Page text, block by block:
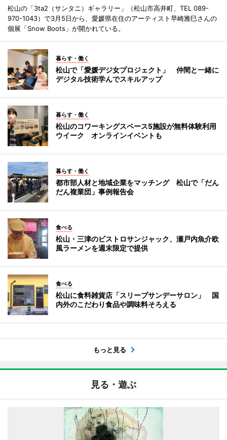
松山の「3ta2（サンタニ）ギャラリー」（松山市高井町、TEL 089-
970-1043）で3月5日から、愛媛県在住のアーティスト早崎雅巳さんの
個展「Snow Boots」が開かれている。
暮らす・働く
松山で「愛媛デジ女プロジェクト」 仲間と一緒に
デジタル技術学んでスキルアップ
暮らす・働く
松山のコワーキングスペース5施設が無料体験利用
ウイーク オンラインイベントも
暮らす・働く
都市部人材と地域企業をマッチング 松山で「だん
だん複業団」事例報告会
食べる
松山・三津のビストロサンジャック、瀬戸内魚介欧
風ラーメンを週末限定で提供
食べる
松山に食料雑貨店「スリープサンデーサロン」 国
内外のこだわり食品や調味料そろえる
もっと見る
見る・遊ぶ